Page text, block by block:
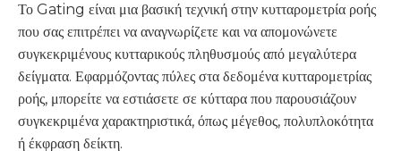
Το Gating είναι μια βασική τεχνική στην κυτταρομετρία ροής
που σας επιτρέπει να αναγνωρίζετε και να απομονώνετε
συγκεκριμένους κυτταρικούς πληθυσμούς από μεγαλύτερα
δείγματα. Εφαρμόζοντας πύλες στα δεδομένα κυτταρομετρίας
ροής, μπορείτε να εστιάσετε σε κύτταρα που παρουσιάζουν
συγκεκριμένα χαρακτηριστικά, όπως μέγεθος, πολυπλοκότητα
ή έκφραση δείκτη.